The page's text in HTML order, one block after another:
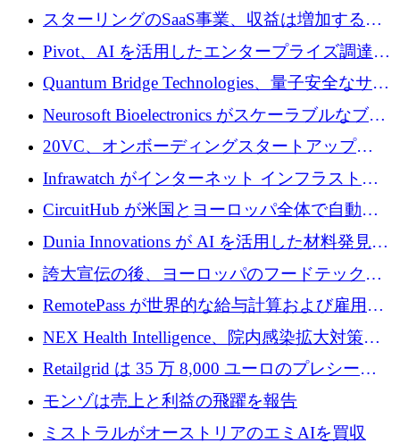
ラ テクノロジーを拡張するためにシリーズ A
で 1,600 万ドルを調達
スターリングのSaaS事業、収益は増加するも
グループ利益は減少
Pivot、AI を活用したエンタープライズ調達プ
ラットフォームを拡大するために 4,000 万ド
ルを調達
Quantum Bridge Technologies、量子安全なサイ
バーセキュリティ インフラストラクチャの拡
張にシリーズ A で 800 万ドルを投入
Neurosoft Bioelectronics がスケーラブルなブレ
イン コンピューター インターフェイスのため
に 750 万ドルを調達
20VC、オンボーディングスタートアップ
Prelude へのシリーズ A 投資で 2,000 万ドルを
Infrawatch がインターネット インフラストラ
クチャ インテリジェンス向けに 300 万ドルの
CircuitHub が米国とヨーロッパ全体で自動電
子機器製造を拡大するために 2,800 万ドルを
Dunia Innovations が AI を活用した材料発見を
産業化するために 2 億 8,000 万ユーロのベル
リン GigaLab を発表
誇大宣伝の後、ヨーロッパのフードテックセ
クターはファンダメンタルズを中心に再構築
RemotePass が世界的な給与計算および雇用プ
ラットフォームを拡大するために 1,740 万ド
NEX Health Intelligence、院内感染拡大対策に
100万ユーロを確保
Retailgrid は 35 万 8,000 ユーロのプレシード
ラウンドで小売業のスプレッドシートをター
ゲットにしています
モンゾは売上と利益の飛躍を報告
ミストラルがオーストリアのエミAIを買収